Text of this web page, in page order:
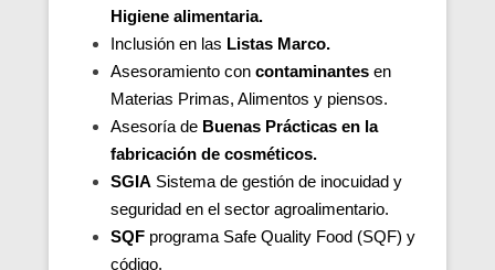
Higiene alimentaria.
Inclusión en las Listas Marco.
Asesoramiento con contaminantes en
Materias Primas, Alimentos y piensos.
Asesoría de Buenas Prácticas en la
fabricación de cosméticos.
SGIA Sistema de gestión de inocuidad y
seguridad en el sector agroalimentario.
SQF programa Safe Quality Food (SQF) y
código.